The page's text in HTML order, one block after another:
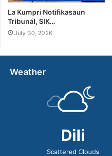
La Kumpri Notifikasaun
Tribunál, SIK…
July 30, 2026
Weather
Dili
Scattered Clouds